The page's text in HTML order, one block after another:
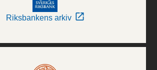
Riksbankens arkiv